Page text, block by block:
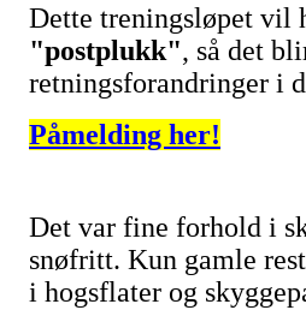
Dette treningsløpet vil
"postplukk", så det
retningsforandringer i
Påmelding her!
Det var fine forhold i
snøfritt. Kun gamle
i hogsflater og